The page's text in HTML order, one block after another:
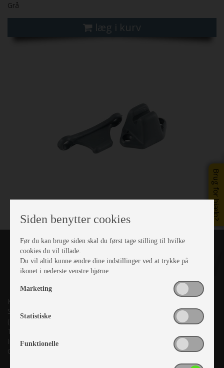
Brug for hjælp?
Grå
læg i kurv
Kronjyllands Camping Center A/S
Suderholmen 10, 8960 Randers SØ
(Lige ud til Grenåvej)
Tlf. +45 87 10 98 70
Info@as-kcc.dk
CVR: 33 38 77 33
Siden benytter cookies
Før du kan bruge siden skal du først tage stilling til hvilke
cookies du vil tillade.
Du vil altid kunne ændre dine indstillinger ved at trykke på
ikonet i nederste venstre hjørne.
Marketing
Statistiske
Funktionelle